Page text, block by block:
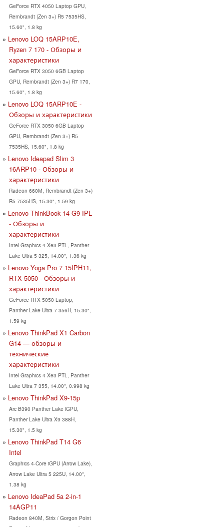
GeForce RTX 4050 Laptop GPU,
Rembrandt (Zen 3+) R5 7535HS,
15.60", 1.8 kg
Lenovo LOQ 15ARP10E,
Ryzen 7 170 - Обзоры и
характеристики
GeForce RTX 3050 6GB Laptop
GPU, Rembrandt (Zen 3+) R7 170,
15.60", 1.8 kg
Lenovo LOQ 15ARP10E -
Обзоры и характеристики
GeForce RTX 3050 6GB Laptop
GPU, Rembrandt (Zen 3+) R5
7535HS, 15.60", 1.8 kg
Lenovo Ideapad Slim 3
16ARP10 - Обзоры и
характеристики
Radeon 660M, Rembrandt (Zen 3+)
R5 7535HS, 15.30", 1.59 kg
Lenovo ThinkBook 14 G9 IPL
- Обзоры и
характеристики
Intel Graphics 4 Xe3 PTL, Panther
Lake Ultra 5 325, 14.00", 1.36 kg
Lenovo Yoga Pro 7 15IPH11,
RTX 5050 - Обзоры и
характеристики
GeForce RTX 5050 Laptop,
Panther Lake Ultra 7 356H, 15.30",
1.59 kg
Lenovo ThinkPad X1 Carbon
G14 — обзоры и
технические
характеристики
Intel Graphics 4 Xe3 PTL, Panther
Lake Ultra 7 355, 14.00", 0.998 kg
Lenovo ThinkPad X9-15p
Arc B390 Panther Lake iGPU,
Panther Lake Ultra X9 388H,
15.30", 1.5 kg
Lenovo ThinkPad T14 G6
Intel
Graphics 4-Core iGPU (Arrow Lake),
Arrow Lake Ultra 5 225U, 14.00",
1.38 kg
Lenovo IdeaPad 5a 2-in-1
14AGP11
Radeon 840M, Strix / Gorgon Point